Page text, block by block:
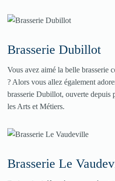
Brasserie Dubillot
Vous avez aimé la belle brasserie
? Alors vous allez également
brasserie Dubillot, ouverte depuis
les Arts et Métiers.
Brasserie Le